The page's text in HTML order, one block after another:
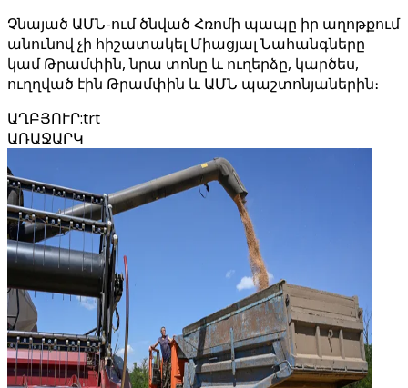
Չնայած ԱՄՆ-ում ծնված Հռոմի պապը իր աղոթքում
անունով չի հիշատակել Միացյալ Նահանգները
կամ Թրամփին, նրա տոնը և ուղերձը, կարծես,
ուղղված էին Թրամփին և ԱՄՆ պաշտոնյաներին։
ԱՂԲՅՈՒՐ:trt
ԱՌԱՋԱՐԿ